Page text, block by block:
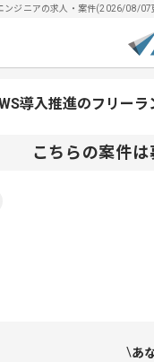
ンジニアの求人・案件(2026/08/07
導入推進のフリー
こちらの案件
あ